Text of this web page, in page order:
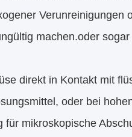
Verunreinigungen
machen.oder
direkt in Kontakt mit
oder bei
für mikroskopische